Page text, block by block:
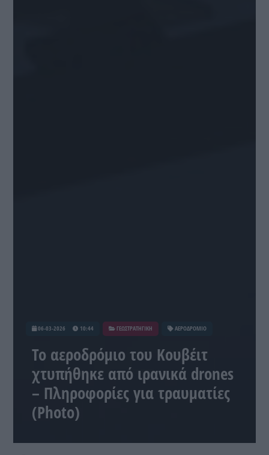
06-03-2026 10:44 ΓΕΩΣΤΡΑΤΗΓΙΚΗ ΑΕΡΟΔΡΟΜΙΟ
Το αεροδρόμιο του Κουβέιτ
χτυπήθηκε από ιρανικά drones
– Πληροφορίες για τραυματίες
(Photo)